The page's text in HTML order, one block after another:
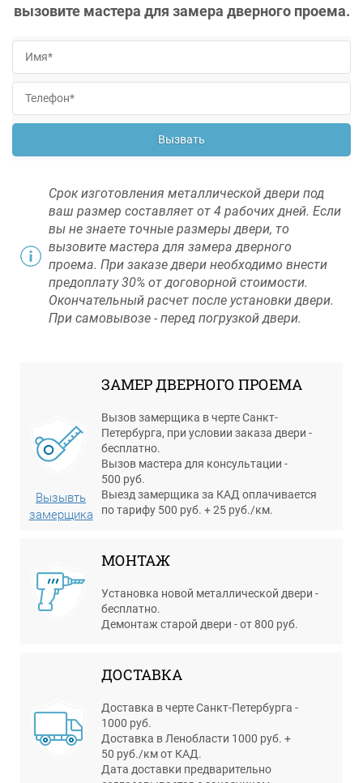
вызовите мастера для замера дверного проема.
Вызвать
Срок изготовления металлической двери под
ваш размер составляет от 4 рабочих дней. Если
вы не знаете точные размеры двери, то
вызовите мастера для замера дверного
проема. При заказе двери необходимо внести
предоплату 30% от договорной стоимости.
Окончательный расчет после установки двери.
При самовывозе - перед погрузкой двери.
Вызывть
замерщика
ЗАМЕР ДВЕРНОГО ПРОЕМА
Вызов замерщика в черте Санкт-
Петербурга, при условии заказа двери -
бесплатно.
Вызов мастера для консультации -
500 руб.
Выезд замерщика за КАД оплачивается
по тарифу 500 руб. + 25 руб./км.
МОНТАЖ
Установка новой металлической двери -
бесплатно.
Демонтаж старой двери - от 800 руб.
ДОСТАВКА
Доставка в черте Санкт-Петербурга -
1000 руб.
Доставка в Ленобласти 1000 руб. +
50 руб./км от КАД.
Дата доставки предварительно